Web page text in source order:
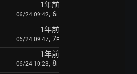
1年前
06/24 09:42, 6F
1年前
06/24 09:47, 7F
1年前
06/24 10:23, 8F